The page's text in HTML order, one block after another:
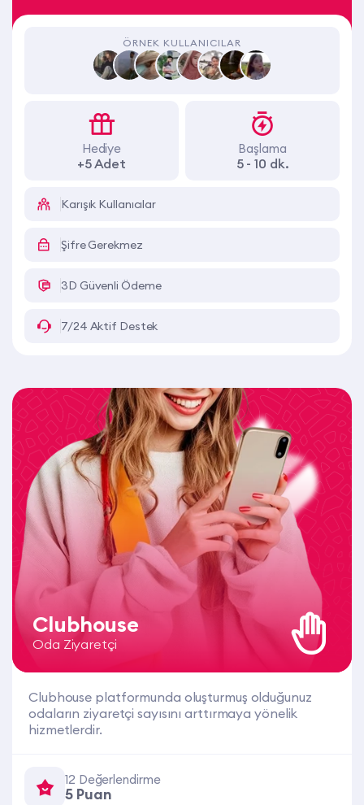
Clubhouse
Oda Ziyaretçi
Clubhouse platformunda oluşturmuş olduğunuz
odaların ziyaretçi sayısını arttırmaya yönelik
hizmetlerdir.
12 Değerlendirme
5 Puan
ÖRNEK KULLANICILAR
Hediye
+5 Adet
Başlama
5 - 10 dk.
Karışık Kullanıcılar
Şifre Gerekmez
3D Güvenli Ödeme
7/24 Aktif Destek